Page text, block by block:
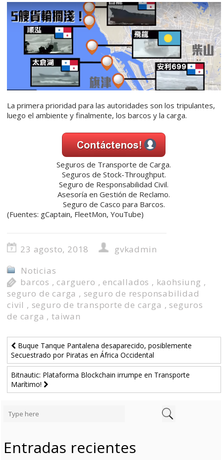
La primera prioridad para las autoridades son los tripulantes,
luego el ambiente y finalmente, los barcos y la carga.
Seguros de Transporte de Carga.
Seguros de Stock-Throughput.
Seguro de Responsabilidad Civil.
Asesoría en Gestión de Reclamo.
Seguro de Casco para Barcos.
(Fuentes: gCaptain, FleetMon, YouTube)
23 agosto, 2018
gvkadmin
Noticias
barcos , carguero , encallados , kaohsiung ,
seguro de carga , seguro de responsabilidad
civil , seguro de transporte de carga , seguros
de carga ,taiwan
Buque Tanque Pantalena desaparecido, posiblemente
Secuestrado por Piratas en África Occidental
Bitnautic: Plataforma Blockchain irrumpe en Transporte
Marítimo!
Entradas recientes